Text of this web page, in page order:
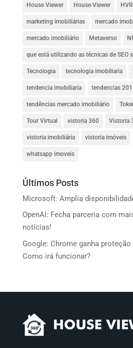
House Viewer House Viewer
marketing imobiliárias mercado
mercado imobiliário Metaverso
que está utilizando as técnicas de SEO
Tecnologia tecnologia imobiliaria
tendencia imobiliaria tendencias
tendências mercado imobiliário
Tour Virtual vistoria 360 Vistoria
vistoria imobiliária vistoria imóveis
whatsapp imoveis
Últimos Posts
Microsoft: Amplia
OpenAI: Fecha parceria com
notícias!
Google: Chrome ganha
Como irá funcionar?